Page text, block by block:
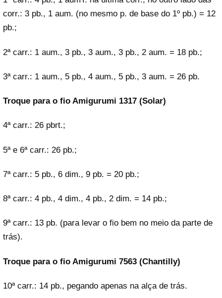
corr.: 3 pb., 1 aum. (no mesmo p. de base do 1º pb.) = 12
pb.;
2ª carr.: 1 aum., 3 pb., 3 aum., 3 pb., 2 aum. = 18 pb.;
3ª carr.: 1 aum., 5 pb., 4 aum., 5 pb., 3 aum. = 26 pb.
Troque para o fio Amigurumi 1317 (Solar)
4ª carr.: 26 pbrt.;
5ª e 6ª carr.: 26 pb.;
7ª carr.: 5 pb., 6 dim., 9 pb. = 20 pb.;
8ª carr.: 4 pb., 4 dim., 4 pb., 2 dim. = 14 pb.;
9ª carr.: 13 pb. (para levar o fio bem no meio da parte de
trás).
Troque para o fio Amigurumi 7563 (Chantilly)
10ª carr.: 14 pb., pegando apenas na alça de trás.